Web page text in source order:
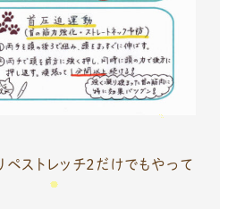
ペストレッチ２だけでもやって